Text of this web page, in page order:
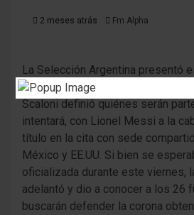
2 meses atrás Fm Alpha
La Selección Argentina presentó
26 convocados para el Mundial
Scaloni definió quiénes serán
intentará, con Lionel Messi a la
título en la cita con sede
México y EE.UU. Si bien se
oficializada durante este viernes,
adelantó y dio a conocer a los 26
buscarán defender la corona